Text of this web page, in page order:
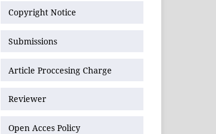
Copyright Notice
Submissions
Article Proccesing Charge
Reviewer
Open Acces Policy